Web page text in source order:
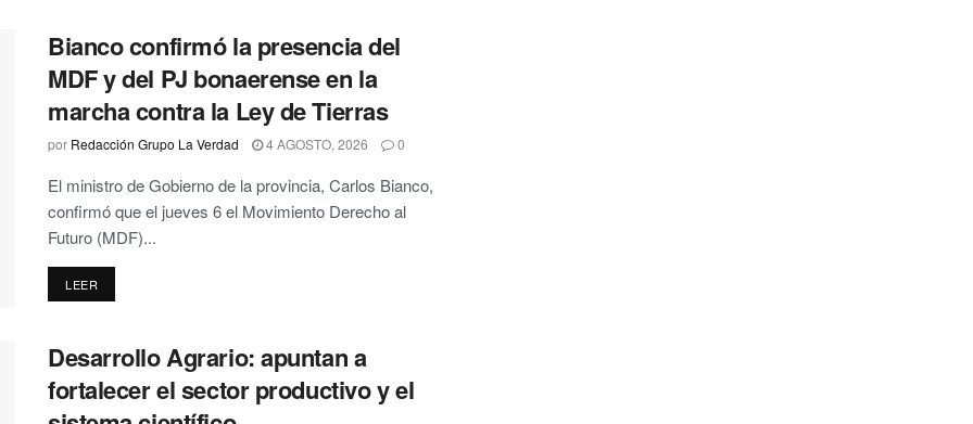
Bianco confirmó la presencia del
MDF y del PJ bonaerense en la
marcha contra la Ley de Tierras
por Redacción Grupo La Verdad 4 AGOSTO, 2026 0
El ministro de Gobierno de la provincia, Carlos Bianco,
confirmó que el jueves 6 el Movimiento Derecho al
Futuro (MDF)...
LEER
Desarrollo Agrario: apuntan a
fortalecer el sector productivo y el